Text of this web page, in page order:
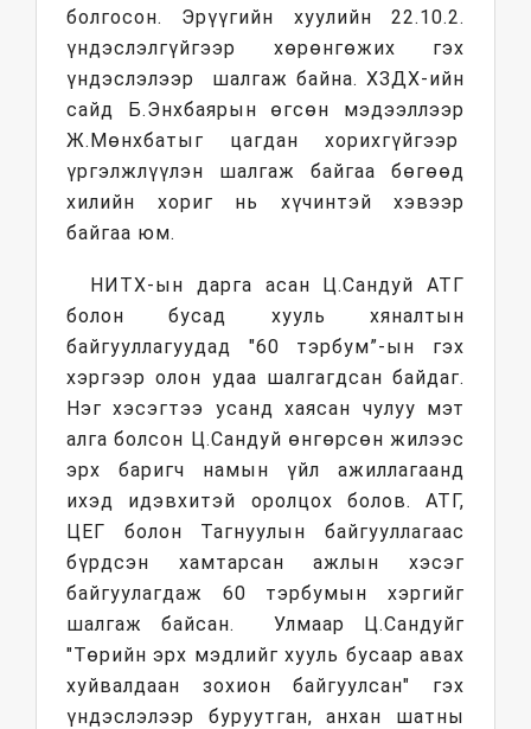
болгосон. Эрүүгийн хуулийн 22.10.2.
үндэслэлгүйгээр хөрөнгөжих гэх
үндэслэлээр шалгаж байна. ХЗДХ-ийн
сайд Б.Энхбаярын өгсөн мэдээллээр
Ж.Мөнхбатыг цагдан хорихгүйгээр
үргэлжлүүлэн шалгаж байгаа бөгөөд
хилийн хориг нь хүчинтэй хэвээр
байгаа юм.
НИТХ-ын дарга асан Ц.Сандуй АТГ
болон бусад хууль хяналтын
байгууллагуудад "60 тэрбум”-ын гэх
хэргээр олон удаа шалгагдсан байдаг.
Нэг хэсэгтээ усанд хаясан чулуу мэт
алга болсон Ц.Сандуй өнгөрсөн жилээс
эрх баригч намын үйл ажиллагаанд
ихэд идэвхитэй оролцох болов. АТГ,
ЦЕГ болон Тагнуулын байгууллагаас
бүрдсэн хамтарсан ажлын хэсэг
байгуулагдаж 60 тэрбумын хэргийг
шалгаж байсан. Улмаар Ц.Сандуйг
"Төрийн эрх мэдлийг хууль бусаар авах
хуйвалдаан зохион байгуулсан" гэх
үндэслэлээр буруутган, анхан шатны